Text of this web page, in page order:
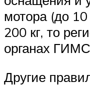
мотора (до
200 кг, то
органах
Другие